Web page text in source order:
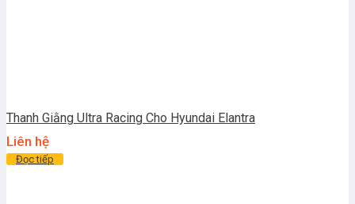
Thanh Giằng Ultra Racing Cho Hyundai Elantra
Liên hệ
Đọc tiếp